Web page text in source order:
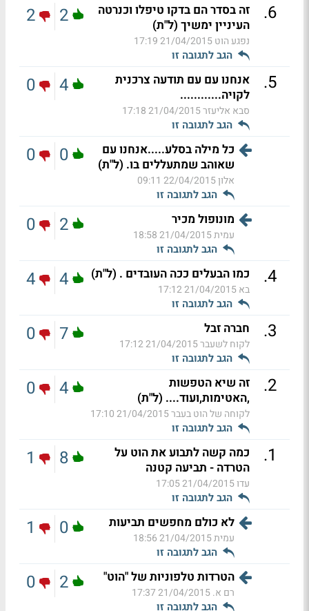
6
.
זה בסדר הם בדקו טיפלו וכנרטה
העיניין ימשיך (ל"ת)
נפגע הוט21/04/2015 17:19
הגב לתגובה זו
2
2
5
.
אנחנו עם עם תודעה צרכנית
לקויה............
סבא אליעזר21/04/2015 17:18
הגב לתגובה זו
4
0
כל מילה בסלע.....אנחנו עם
שאוהב שמתעללים בו. (ל"ת)
אלון22/04/2015 09:11
הגב לתגובה זו
0
0
מונופול מכיר
עמית21/04/2015 18:58
הגב לתגובה זו
2
0
4
. כמו הבעלים ככה העובדים . (ל"ת)
בא21/04/2015 17:12
הגב לתגובה זו
4
4
3
. חברה זבל
לקוח לשעבר21/04/2015 17:12
הגב לתגובה זו
7
0
2
.
זה שיא הטפשות
,האטימות,ועוד.... (ל"ת)
לקוחה של הוט בעבר21/04/2015 17:10
הגב לתגובה זו
4
0
1
.
כמה קשה לתבוע את הוט על
הטרדה - תביעה קטנה
עדו21/04/2015 17:05
הגב לתגובה זו
8
1
לא כולם מחפשים תביעות
עמית21/04/2015 18:56
הגב לתגובה זו
0
1
הטרדות טלפוניות של "הוט"
רם א.21/04/2015 17:37
הגב לתגובה זו
2
0